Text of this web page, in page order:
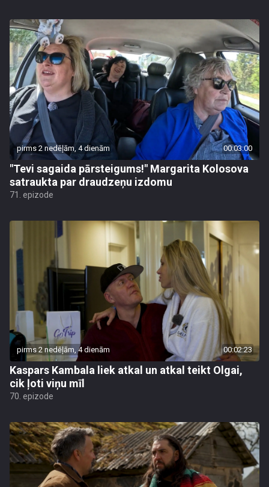
pirms 2 nedēļām, 4 dienām 00:03:00
"Tevi sagaida pārsteigums!" Margarita Kolosova
satraukta par draudzeņu izdomu
71. epizode
pirms 2 nedēļām, 4 dienām 00:02:23
Kaspars Kambala liek atkal un atkal teikt Olgai,
cik ļoti viņu mīl
70. epizode